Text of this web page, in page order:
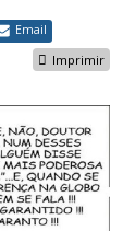
Email
Imprimir